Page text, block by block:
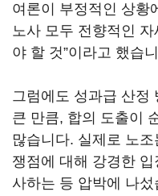
여론이 부정적인 상황
노사 모두 전향적인
야 할 것”이라고 했습
그럼에도 성과급 산정
큰 만큼, 합의 도출이
많습니다. 실제로 노
쟁점에 대해 강경한 입
사하는 등 압박에 나섰